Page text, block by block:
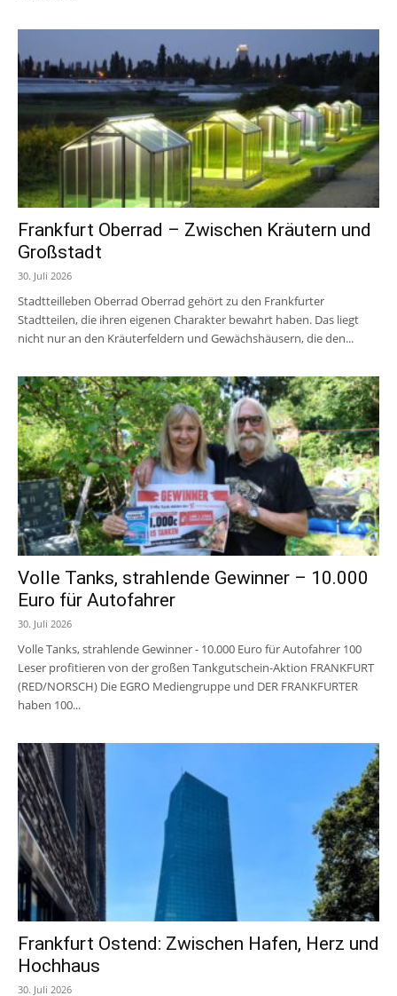
Frankfurt Oberrad – Zwischen Kräutern und
Großstadt
30. Juli 2026
Stadtteilleben Oberrad Oberrad gehört zu den Frankfurter
Stadtteilen, die ihren eigenen Charakter bewahrt haben. Das liegt
nicht nur an den Kräuterfeldern und Gewächshäusern, die den...
Volle Tanks, strahlende Gewinner – 10.000
Euro für Autofahrer
30. Juli 2026
Volle Tanks, strahlende Gewinner - 10.000 Euro für Autofahrer 100
Leser profitieren von der großen Tankgutschein-Aktion FRANKFURT
(RED/NORSCH) Die EGRO Mediengruppe und DER FRANKFURTER
haben 100...
Frankfurt Ostend: Zwischen Hafen, Herz und
Hochhaus
30. Juli 2026